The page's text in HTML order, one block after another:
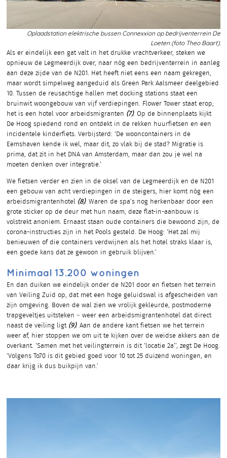
Oplaadstation elektrische bussen Connexxion op bedrijventerrein De
Loeten (foto Theo Baart).
Als er eindelijk een gat valt in het drukke vrachtverkeer, steken we
opnieuw de Legmeerdijk over, naar nóg een bedrijventerrein in aanleg
aan deze zijde van de N201. Het heeft niet eens een naam gekregen,
maar wordt simpelweg aangeduid als Green Park Aalsmeer deelgebied
10. Tussen de reusachtige hallen met docking stations staat een
bruinwit woongebouw van vijf verdiepingen. Flower Tower staat erop,
het is een hotel voor arbeidsmigranten (7). Op de binnenplaats kijkt
De Hoog spiedend rond en ontdekt in de rekken huurfietsen en een
incidentele kinderfiets. Verbijsterd: ‘De wooncontainers in de
Eemshaven kende ik wel, maar dit, zo vlak bij de stad? Migratie is
prima, dat zit in het DNA van Amsterdam, maar dan zou je wel na
moeten denken over integratie.’
We fietsen verder en zien in de oksel van de Legmeerdijk en de N201
een gebouw van acht verdiepingen in de steigers, hier komt nóg een
arbeidsmigrantenhotel (8). Waren de spa’s nog herkenbaar door een
grote sticker op de deur met hun naam, deze flat-in-aanbouw is
volstrekt anoniem. Ernaast staan oude containers die bewoond zijn, de
corona-instructies zijn in het Pools gesteld. De Hoog: ‘Het zal mij
benieuwen of die containers verdwijnen als het hotel straks klaar is,
een goede kans dat ze gewoon in gebruik blijven.’
Minimaal 13.200 woningen
En dan duiken we eindelijk onder de N201 door en fietsen het terrein
van Veiling Zuid op, dat met een hoge geluidswal is afgescheiden van
zijn omgeving. Boven de wal zien we vrolijk gekleurde, postmoderne
trapgeveltjes uitsteken – weer een arbeidsmigrantenhotel dat direct
naast de veiling ligt (9). Aan de andere kant fietsen we het terrein
weer af, hier stoppen we om uit te kijken over de weidse akkers aan de
overkant. ‘Samen met het veilingterrein is dit ‘locatie 2a’’, zegt De Hoog.
‘Volgens To70 is dit gebied goed voor 10 tot 25 duizend woningen, en
daar krijg ik dus buikpijn van.’